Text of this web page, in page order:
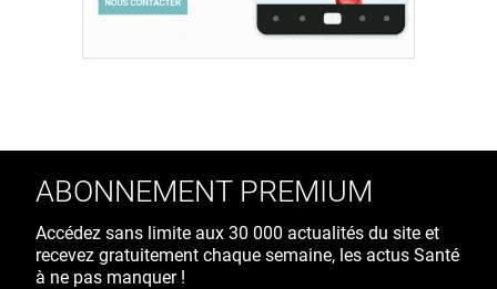
ABONNEMENT PREMIUM
Accédez sans limite aux 30 000 actualités du site et
recevez gratuitement chaque semaine, les actus Santé
à ne pas manquer !